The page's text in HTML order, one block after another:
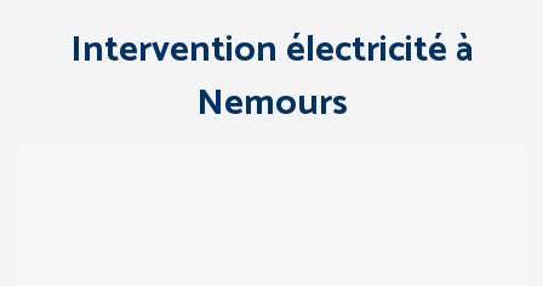
Intervention électricité à
Nemours